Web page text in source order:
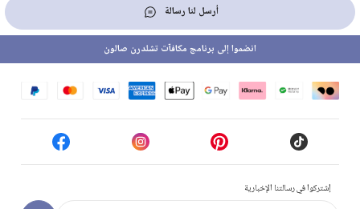
أرسل لنا رسالة
إشتركوا في رسالتنا الإخبارية
انضموا إلى برنامج مكافآت تشلدرن صالون